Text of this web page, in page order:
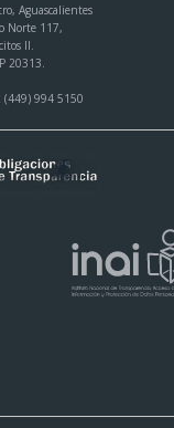
Aguascalientes
Norte 117,
II.
20313.
(449) 994 5150